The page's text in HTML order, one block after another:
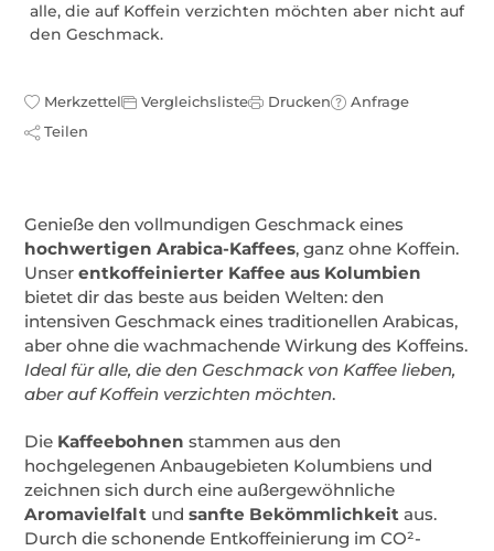
alle, die auf Koffein verzichten möchten aber nicht auf
den Geschmack.
Merkzettel Vergleichsliste Drucken
Anfrage
Teilen
Genieße den vollmundigen Geschmack eines
hochwertigen Arabica-Kaffees, ganz ohne Koffein.
Unser entkoffeinierter Kaffee aus Kolumbien
bietet dir das beste aus beiden Welten: den
intensiven Geschmack eines traditionellen Arabicas,
aber ohne die wachmachende Wirkung des Koffeins.
Ideal für alle, die den Geschmack von Kaffee lieben,
aber auf Koffein verzichten möchten.
Die Kaffeebohnen stammen aus den
hochgelegenen Anbaugebieten Kolumbiens und
zeichnen sich durch eine außergewöhnliche
Aromavielfaltund sanfte Bekömmlichkeitaus.
Durch die schonende Entkoffeinierung im CO²-